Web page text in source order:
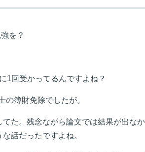
を？
1回受かってるんですよね？
簿財免除でしたが。
た。残念ながら論文では結果が出な
話だったですよね。